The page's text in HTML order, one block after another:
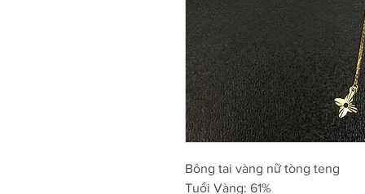
Bông tai vàng nữ tòng teng
Tuổi Vàng: 61%